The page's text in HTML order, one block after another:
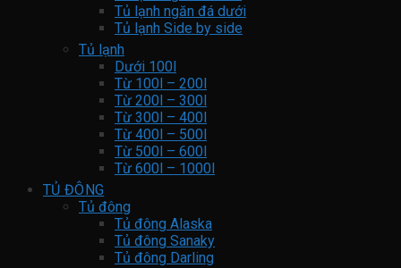
Tủ lạnh ngăn đá dưới
Tủ lạnh Side by side
Tủ lạnh
Dưới 100l
Từ 100l – 200l
Từ 200l – 300l
Từ 300l – 400l
Từ 400l – 500l
Từ 500l – 600l
Từ 600l – 1000l
TỦ ĐÔNG
Tủ đông
Tủ đông Alaska
Tủ đông Sanaky
Tủ đông Darling